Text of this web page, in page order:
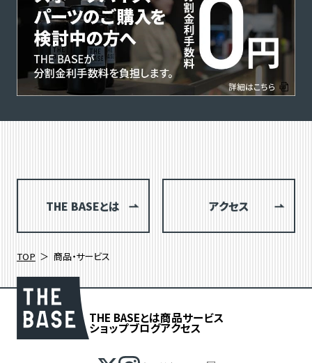
THE BASEとは アクセス
TOP 商品・サービス
THE BASEとは商品サービス
ショップブログアクセス